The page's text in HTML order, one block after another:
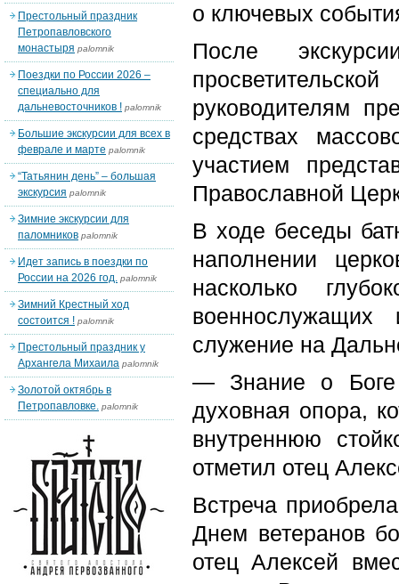
о ключевых
После
руководителям
средствах
участием
Православной
В ходе беседы
наполнении
насколько
военнослужащих
служение на
— Знание о Боге
духовная опора,
внутреннюю
отметил отец
Встреча
Днем ветеранов
отец Алексей
Престольный праздник
Петропавловского
монастыря palomnik
Поездки по России 2026 –
специально для
дальневосточников ! palomnik
Большие экскурсии для всех в
феврале и марте palomnik
“Татьянин день” – большая
экскурсия palomnik
Зимние экскурсии для
паломников palomnik
Идет запись в поездки по
России на 2026 год. palomnik
Зимний Крестный ход
состоится ! palomnik
Престольный праздник у
Архангела Михаила palomnik
Золотой октябрь в
Петропавловке. palomnik